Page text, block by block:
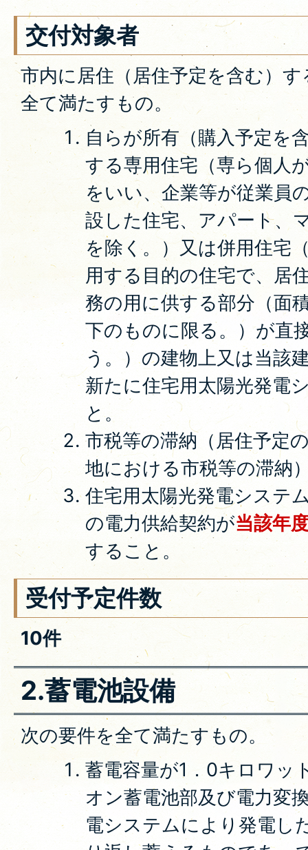
交付対象者
市内に居住（居住予定を含む）
全て満たすもの。
自らが所有（購入予定を
する専用住宅（専ら個人
をいい、企業等が従業員
設した住宅、アパート、
を除く。）又は併用住宅
用する目的の住宅で、居
務の用に供する部分（面
下のものに限る。）が直
う。）の建物上又は当該
新たに住宅用太陽光発電
と。
市税等の滞納（居住予定
地における市税等の滞納
住宅用太陽光発電システ
の電力供給契約が当該年
すること。
受付予定件数
10件
2.蓄電池設備
次の要件を全て満たすもの。
蓄電容量が1．0キロワッ
オン蓄電池部及び電力変
電システムにより発電し